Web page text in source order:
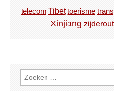
telecom Tibet toerisme
Xinjiang
Zoeken
naar: